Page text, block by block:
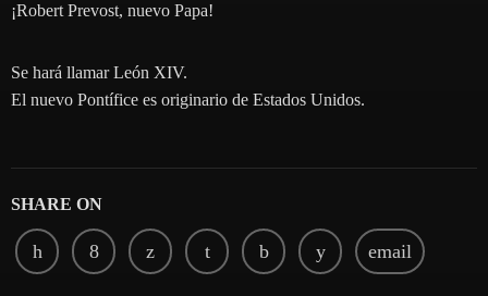
¡Robert Prevost, nuevo Papa!
Se hará llamar León XIV.
El nuevo Pontífice es originario de Estados Unidos.
SHARE ON
email